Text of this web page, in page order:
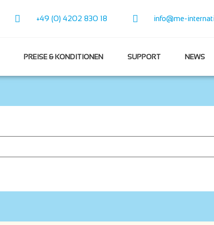
+49 (0) 4202 830 18 info@me-
PREISE & KONDITIONEN SUPPORT NEWS